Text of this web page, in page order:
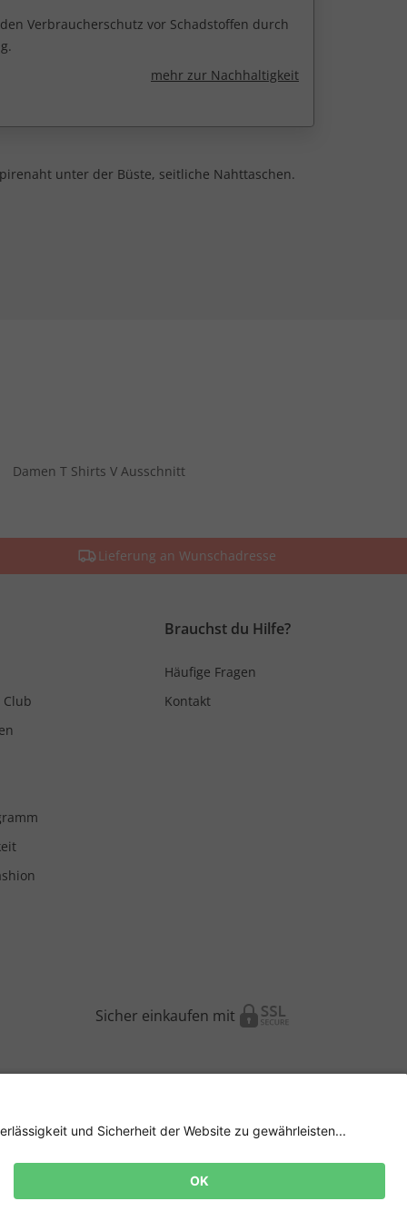
Verbraucherschutz vor Schadstoffen durch
mehr zur Nachhaltigkeit
unter der Büste, seitliche Nahttaschen.
Damen T Shirts V Ausschnitt
Lieferung an Wunschadresse
Club
Brauchst du Hilfe?
Häufige Fragen
Kontakt
Sicher einkaufen mit